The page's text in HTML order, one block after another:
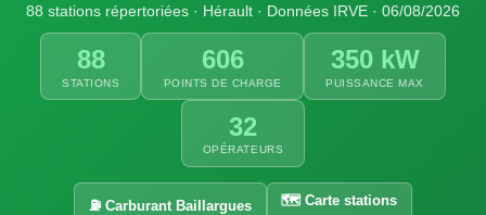
88 stations répertoriées · Hérault · Données IRVE · 06/08/2026
88
STATIONS
606
POINTS DE CHARGE
350 kW
PUISSANCE MAX
32
OPÉRATEURS
⛽ Carburant Baillargues 🗺️ Carte stations